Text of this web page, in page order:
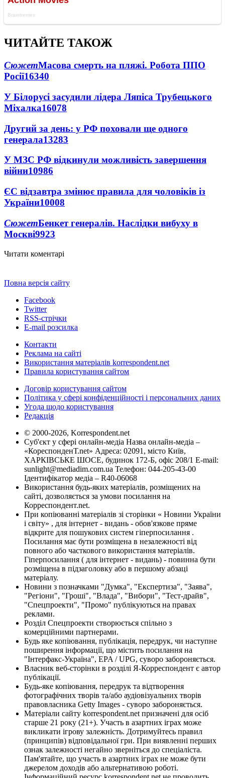
ЧИТАЙТЕ ТАКОЖ
СюжетМасова смерть на пляжі. Робота ППО
Росії16340
У Білорусі засудили лідера Ляпіса Трубецького
Міхалка16078
Другий за день: у РФ поховали ще одного
генерала13283
У МЗС РФ відкинули можливість завершення
війни10986
ЄС відзавтра змінює правила для чоловіків із
України10008
СюжетБенкет генералів. Наслідки вибуху в
Москві9923
Читати коментарі
Повна версія сайту
Facebook
Twitter
RSS-стрічки
E-mail розсилка
Контакти
Реклама на сайті
Використання матеріалів korrespondent.net
Правила користування сайтом
Договір користування сайтом
Політика у сфері конфіденційності і персональних даних
Угода щодо користування
Редакція
© 2000-2026, Korrespondent.net
Суб'єкт у сфері онлайн-медіа Назва онлайн-медіа –
«КореспонденТ.net» Адреса: 02091, місто Київ,
ХАРКІВСЬКЕ ШОСЕ, будинок 172-Б, офіс 208/1 E-mail:
sunlight@mediadim.com.ua Телефон: 044-205-43-00
Ідентифікатор медіа – R40-06068
Використання будь-яких матеріалів, розміщених на
сайті, дозволяється за умови посилання на
Корреспондент.net.
При копіюванні матеріалів зі сторінки « Новини України
і світу» , для інтернет - видань - обов'язкове пряме
відкрите для пошукових систем гіперпосилання .
Посилання має бути розміщена в незалежності від
повного або часткового використання матеріалів.
Гіперпосилання ( для інтернет - видань) - повинна бути
розміщена в підзаголовку або в першому абзаці
матеріалу.
Новини з позначками "Думка", "Експертиза", "Заява",
"Регіони", "Гроші", "Влада", "Вибори", "Тест-драйв",
"Спецпроекти", "Промо" публікуються на правах
реклами.
Розділ Спецпроекти створюється спільно з
комерційними партнерами.
Будь яке копіювання, публікація, передрук, чи наступне
поширення інформації, що містить посилання на
"Інтерфакс-Україна", EPA / UPG, суворо забороняється.
Власник веб-сторінки в розділі Я-Корреспондент є автор
публікації.
Будь-яке копіювання, передрук та відтворення
фотографічних творів та/або аудіовізуальних творів
правовласника Getty Images - суворо забороняється.
Матеріали сайту korrespondent.net призначені для осіб
старше 21 року (21+). Участь в азартних іграх може
викликати ігрову залежність. Дотримуйтесь правил
(принципів) відповідальної гри. При виявленні перших
ознак залежності негайно зверніться до спеціаліста.
Пам'ятайте, що участь в азартних іграх не може бути
джерелом доходів або альтернативою роботі.